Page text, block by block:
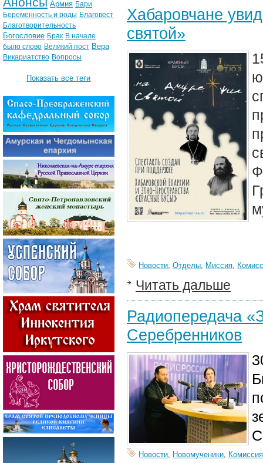
Хабаровчане
святой»
Новости, Отделы, Миссия,
Читать дальше
Радиопередача
Серебренников
Новости, Новомученики,
Армия Бари
Беременность и роды Благовест
Благотворительность
Богословие Брак В начале
было слово Великий пост Вера
Викариатство Вопросы
Показать все теги